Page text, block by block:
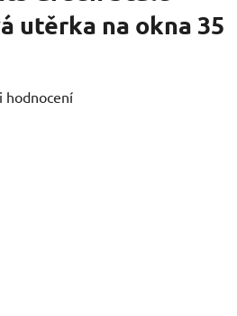
utěrka na okna 35
hodnocení